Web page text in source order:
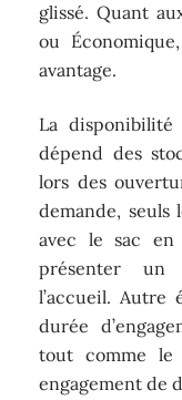
glissé. Quant
ou
avantage.
La
dépend des
lors des
demande,
avec le sac en
présenter un
l’accueil.
durée
tout comme le
engagement de